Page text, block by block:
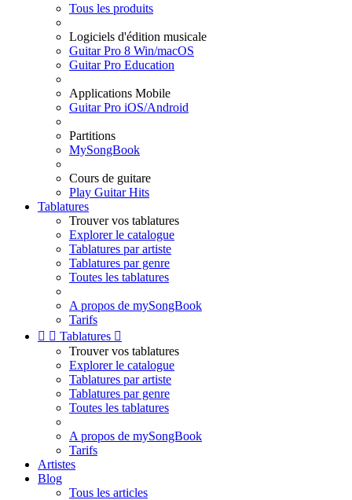
Tous les produits
Logiciels d'édition musicale
Guitar Pro 8 Win/macOS
Guitar Pro Education
Applications Mobile
Guitar Pro iOS/Android
Partitions
MySongBook
Cours de guitare
Play Guitar Hits
Tablatures
Trouver vos tablatures
Explorer le catalogue
Tablatures par artiste
Tablatures par genre
Toutes les tablatures
A propos de mySongBook
Tarifs
  Tablatures 
Trouver vos tablatures
Explorer le catalogue
Tablatures par artiste
Tablatures par genre
Toutes les tablatures
A propos de mySongBook
Tarifs
Artistes
Blog
Tous les articles